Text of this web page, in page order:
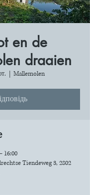
en de
draaien
Mallemolen
16:00
Tiendeweg 3, 2802